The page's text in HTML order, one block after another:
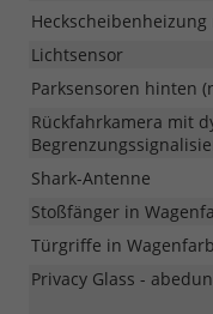
Lichtsensor
Parksensoren hinten
Rückfahrkamera mit
Shark-Antenne
Stoßfänger in
Türgriffe in
Privacy Glass -